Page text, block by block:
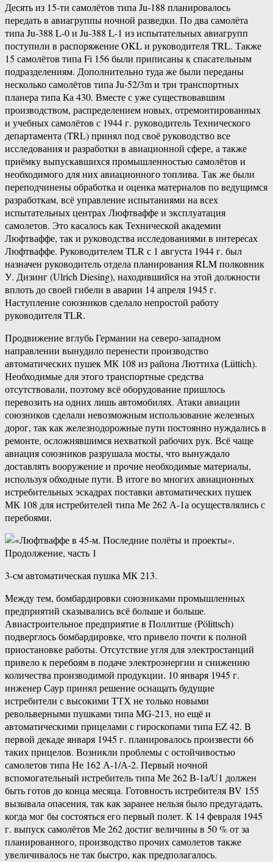
Десять из 15-ти самолётов типа Ju-188 планировалось
передать в авиагруппы ночной разведки. По два самолёта
типа Ju-388 L-0 и Ju-388 L-1 из испытательных авиагрупп
поступили в распоряжение OKL и руководителя TRL. Также
15 самолётов типа Fi 156 были приписаны к спасательным
подразделениям. Дополнительно туда же были переданы
несколько самолётов типа Ju-52/3m и три транспортных
планера типа Ка 430. Вместе с уже существовавшим
производством, распределением новых, отремонтированных
и учебных самолётов с 1944 г. руководитель Технического
департамента (TRL) принял под своё руководство все
исследования и разработки в авиационной сфере, а также
приёмку выпускавшихся промышленностью самолётов и
необходимого для них авиационного топлива. Так же были
переподчинены обработка и оценка материалов по ведущимся
разработкам, всё управление испытаниями на всех
испытательных центрах Люфтваффе и эксплуатация
самолетов. Это касалось как Технической академии
Люфтваффе, так и руководства исследованиями в интересах
Люфтваффе. Руководителем TLR с 1 августа 1944 г. был
назначен руководитель отдела планирования RLM полковник
У. Дизинг (Ulrich Diesing), находившийся на этой должности
вплоть до своей гибели в аварии 14 апреля 1945 г.
Наступление союзников сделало непростой работу
руководителя TLR.
Продвижение вглубь Германии на северо-западном
направлении вынудило перенести производство
автоматических пушек МК 108 из района Люттиха (Lüttich).
Необходимые для этого транспортные средства
отсутствовали, поэтому всё оборудование пришлось
перевозить на одних лишь автомобилях. Атаки авиации
союзников сделали невозможным использование железных
дорог, так как железнодорожные пути постоянно нуждались в
ремонте, осложнявшимся нехваткой рабочих рук. Всё чаще
авиация союзников разрушала мосты, что вынуждало
доставлять вооружение и прочие необходимые материалы,
используя обходные пути. В итоге во многих авиационных
истребительных эскадрах поставки автоматических пушек
МК 108 для истребителей типа Ме 262 А-1а осуществлялись с
перебоями.
3-см автоматическая пушка МК 213.
Между тем, бомбардировки союзниками промышленных
предприятий сказывались всё больше и больше.
Авиастроительное предприятие в Поллитше (Pölittsch)
подверглось бомбардировке, что привело почти к полной
приостановке работы. Отсутствие угля для электростанций
привело к перебоям в подаче электроэнергии и снижению
количества производимой продукции. 10 января 1945 г.
инженер Саур принял решение оснащать будущие
истребители с высокими ТТХ не только новыми
револьверными пушками типа MG-213, но ещё и
автоматическими прицелами с гироскопами типа EZ 42. В
первой декаде января 1945 г. планировалось произвести 66
таких прицелов. Возникли проблемы с остойчивостью
самолетов типа Не 162 А-1/А-2. Первый ночной
вспомогательный истребитель типа Ме 262 В-1а/U1 должен
быть готов до конца месяца. Готовность истребителя BV 155
вызывала опасения, так как заранее нельзя было предугадать,
когда мог бы состояться его первый полет. К 14 февраля 1945
г. выпуск самолётов Ме 262 достиг величины в 50 % от за
планированного, производство прочих самолетов также
увеличивалось не так быстро, как предполагалось.